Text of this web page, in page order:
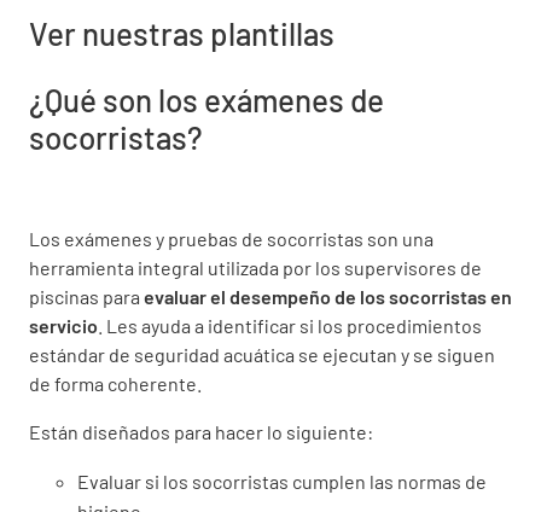
Ver nuestras plantillas
¿Qué son los exámenes de
socorristas?
Los exámenes y pruebas de socorristas son una
herramienta integral utilizada por los supervisores de
piscinas para evaluar el desempeño de los socorristas en
servicio . Les ayuda a identificar si los procedimientos
estándar de seguridad acuática se ejecutan y se siguen
de forma coherente.
Están diseñados para hacer lo siguiente:
Evaluar si los socorristas cumplen las normas de